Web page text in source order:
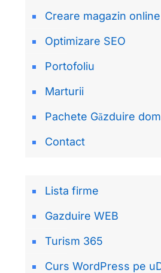
Creare magazin
Optimizare SEO
Portofoliu
Marturii
Pachete Găzduire
Contact
Lista firme
Gazduire WEB
Turism 365
Curs WordPress pe